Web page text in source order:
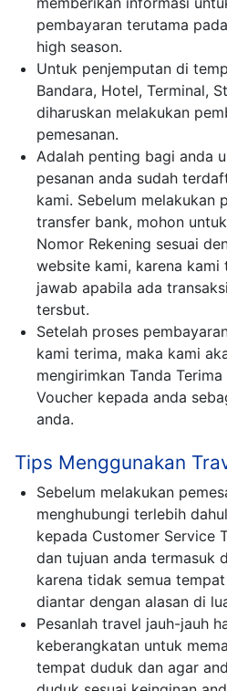
pembayaran terutama
high season.
Untuk penjemputan di
Bandara, Hotel, Terminal,
diharuskan melakukan
pemesanan.
Adalah penting bagi anda
pesanan anda sudah
kami. Sebelum melakukan
transfer bank, mohon
Nomor Rekening sesuai
website kami, karena
jawab apabila ada
tersbut.
Setelah proses
kami terima, maka kami
mengirimkan Tanda
Voucher kepada anda
anda.
Tips Menggunakan
Sebelum melakukan
menghubungi terlebih
kepada Customer Service
dan tujuan anda termasuk
karena tidak semua
diantar dengan alasan di
Pesanlah travel jauh-jauh
keberangkatan untuk
tempat duduk dan agar